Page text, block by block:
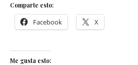
Comparte esto:
Facebook X
Me gusta esto: